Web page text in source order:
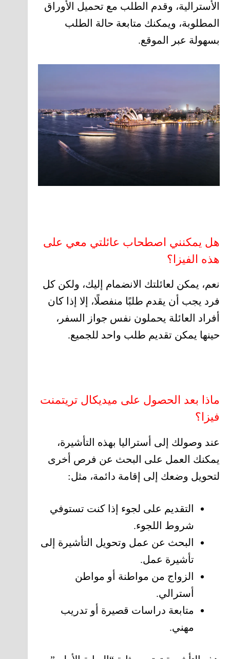
الأسترالية، وقدم الطلب مع تحميل الأوراق
المطلوبة، ويمكنك متابعة حالة الطلب
بسهولة عبر الموقع.
هل يمكنني اصطحاب عائلتي معي على
هذه الفيزا؟
نعم، يمكن لعائلتك الانضمام إليك، ولكن كل
فرد يجب أن يقدم طلبًا منفصلًا، إلا إذا كان
أفراد العائلة يحملون نفس جواز السفر،
حينها يمكن تقديم طلب واحد للجميع.
ماذا بعد الحصول على ميديكال تريتمنت
فيزا؟
عند وصولك إلى أستراليا بهذه التأشيرة،
يمكنك العمل على البحث عن فرص أخرى
لتحويل وضعك إلى إقامة دائمة، مثل:
التقديم على لجوء إذا كنت تستوفي
شروط اللجوء.
البحث عن عمل وتحويل التأشيرة إلى
تأشيرة عمل.
الزواج من مواطنة أو مواطن
أسترالي.
متابعة دراسات قصيرة أو تدريب
مهني.